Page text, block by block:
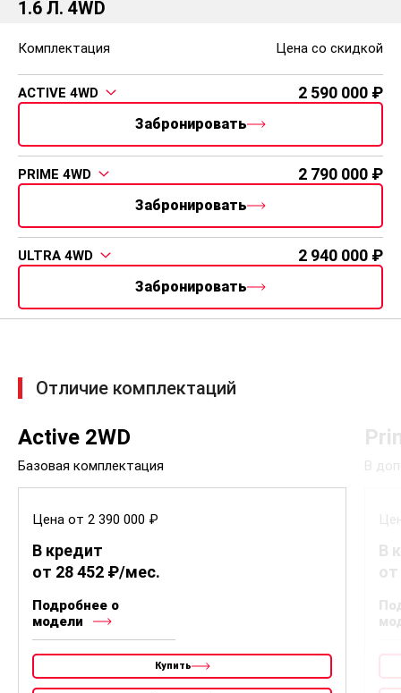
1.6 Л. 4WD
Комплектация Цена со скидкой
ACTIVE 4WD 2 590 000
Забронировать
PRIME 4WD 2 790 000
Забронировать
ULTRA 4WD 2 940 000
Забронировать
Отличие комплектаций
Active 2WD
Базовая комплектация
Цена от 2 390 000 ₽
В кредит
от 28 452 ₽/мес.
Подробнее о
модели
Купить
В
В